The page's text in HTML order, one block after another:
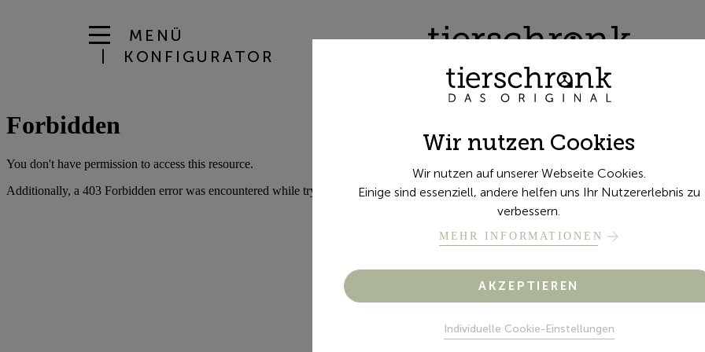
Wir nutzen Cookies
Wir nutzen auf unserer Webseite Cookies.
Einige sind essenziell, andere helfen uns Ihr Nutzererlebnis zu
verbessern.
MEHR INFORMATIONEN
AKZEPTIEREN
Individuelle Cookie-Einstellungen
MENÜ
KONFIGURATOR